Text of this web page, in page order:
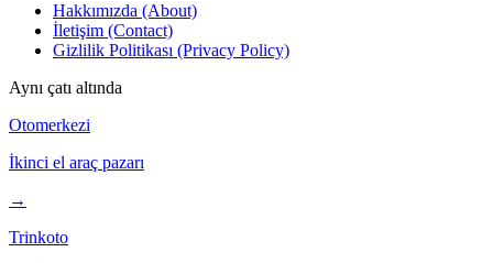
Hakkımızda (About)
İletişim (Contact)
Gizlilik Politikası (Privacy Policy)
Aynı çatı altında
Otomerkezi
İkinci el araç pazarı
→
Trinkoto